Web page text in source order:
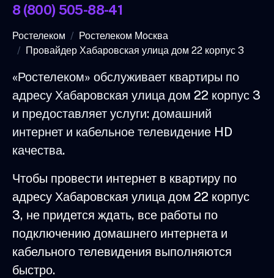
8 (800) 505-88-41
Ростелеком
Ростелеком Москва
Провайдер Хабаровская улица дом 22 корпус 3
«Ростелеком» обслуживает квартиры по
адресу Хабаровская улица дом 22 корпус 3
и предоставляет услуги: домашний
интернет и кабельное телевидение HD
качества.
Чтобы провести интернет в квартиру по
адресу Хабаровская улица дом 22 корпус
3, не придется ждать, все работы по
подключению домашнего интернета и
кабельного телевидения выполняются
быстро.